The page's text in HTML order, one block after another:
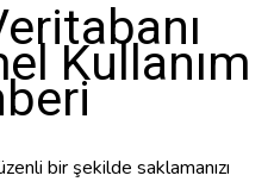
Kullanım
bir şekilde saklamanızı